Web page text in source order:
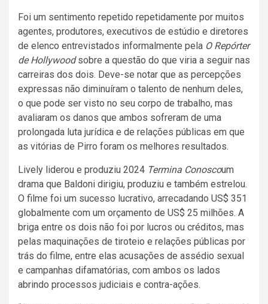
Foi um sentimento repetido repetidamente por muitos
agentes, produtores, executivos de estúdio e diretores
de elenco entrevistados informalmente pela O Repórter
de Hollywoodsobre a questão do que viria a seguir nas
carreiras dos dois. Deve-se notar que as percepções
expressas não diminuíram o talento de nenhum deles,
o que pode ser visto no seu corpo de trabalho, mas
avaliaram os danos que ambos sofreram de uma
prolongada luta jurídica e de relações públicas em que
as vitórias de Pirro foram os melhores resultados.
Lively liderou e produziu 2024 Termina Conoscoum
drama que Baldoni dirigiu, produziu e também estrelou.
O filme foi um sucesso lucrativo, arrecadando US$ 351
globalmente com um orçamento de US$ 25 milhões. A
briga entre os dois não foi por lucros ou créditos, mas
pelas maquinações de tiroteio e relações públicas por
trás do filme, entre elas acusações de assédio sexual
e campanhas difamatórias, com ambos os lados
abrindo processos judiciais e contra-ações.